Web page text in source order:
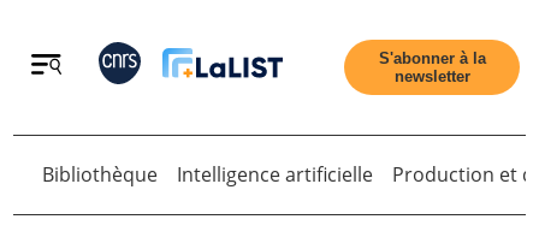
Retour
S'abonner à la
newsletter
Retour
Bibliothèque Intelligence artificielle Production et